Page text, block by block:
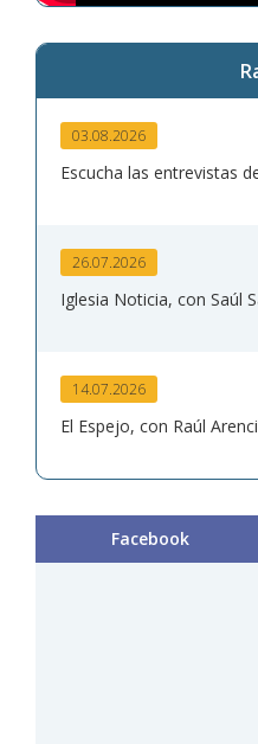
03.08.2026
Escucha las entrevistas
26.07.2026
Iglesia Noticia, con Saúl
14.07.2026
El Espejo, con Raúl
Facebook